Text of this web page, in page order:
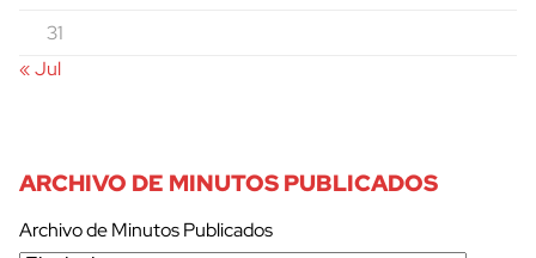
31
« Jul
ARCHIVO DE MINUTOS PUBLICADOS
Archivo de Minutos Publicados